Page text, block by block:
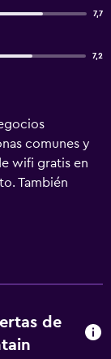
7,7
7,2
comunes y
wifi gratis en
También
24 horas y
Mountain
artículos de
personal
de